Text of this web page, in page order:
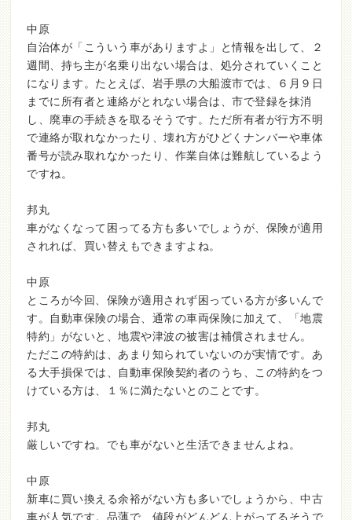
中原
自治体が「こういう車がありますよ」と情報を出して、２
週間、持ち主が名乗り出ない場合は、処分されていくこと
になります。たとえば、岩手県の大船渡市では、６月９日
までに所有者と連絡がとれない場合は、市で登録を抹消
し、廃車の手続きを取るそうです。ただ所有者が行方不明
で連絡が取れなかったり、壊れ方がひどくナンバーや車体
番号が読み取れなかったり、作業自体は難航しているよう
ですね。
邦丸
車がなくなって困ってる方も多いでしょうが、保険が適用
されれば、買い替えもできますよね。
中原
ところが今回、保険が適用されず困っている方が多いんで
す。自動車保険の場合、通常の車両保険に加えて、「地震
特約」がないと、地震や津波の被害は補償されません。
ただこの特約は、あまり知られていないのが実情です。あ
る大手損保では、自動車保険契約者のうち、この特約をつ
けている方は、１％に満たないとのことです。
邦丸
厳しいですね。でも車がないと生活できませんよね。
中原
新車に買い換える余裕がない方も多いでしょうから、中古
車が人気です。品薄で、値段がどんどん上がってるそうで